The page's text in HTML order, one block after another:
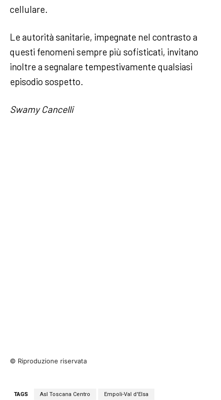
cellulare.
Le autorità sanitarie, impegnate nel contrasto a
questi fenomeni sempre più sofisticati, invitano
inoltre a segnalare tempestivamente qualsiasi
episodio sospetto.
Swamy Cancelli
© Riproduzione riservata
TAGS Asl Toscana Centro Empoli-Val d'Elsa